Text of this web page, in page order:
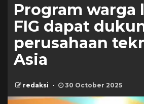
Program warga
FIG dapat
perusahaan
Asia
redaksi 30 October 2025